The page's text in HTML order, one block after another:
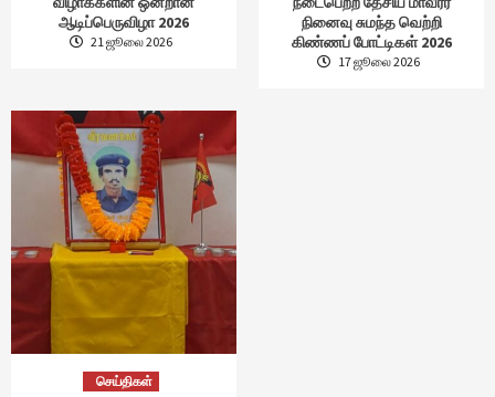
ஆடிப்பெருவிழா 2026
21 ஜூலை 2026
நினைவு சுமந்த வெற்றி
கிண்ணப் போட்டிகள் 2026
17 ஜூலை 2026
செய்திகள்